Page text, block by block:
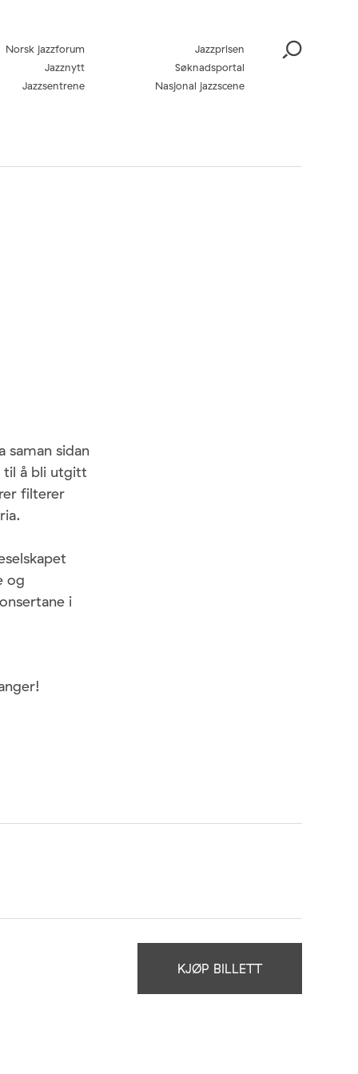
Norsk jazzforum
Jazzprisen
Jazznytt
Søknadsportal
Jazzsentrene
Nasjonal jazzscene
saman sidan
til å bli utgitt
filterer
og
i
KJØP BILLETT